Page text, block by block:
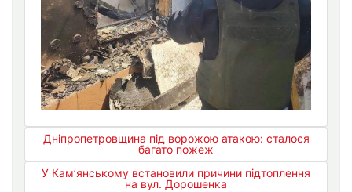
Дніпропетровщина під ворожою атакою: сталося
багато пожеж
У Кам’янському встановили причини підтоплення
на вул. Дорошенка